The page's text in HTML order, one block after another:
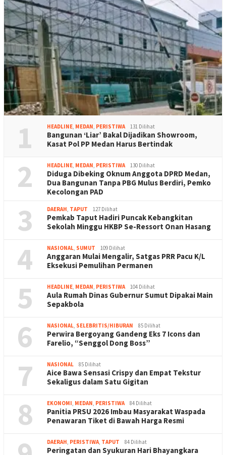
1 HEADLINE, MEDAN, PERISTIWA 131 Dilihat
Bangunan ‘Liar’ Bakal Dijadikan Showroom,
Kasat Pol PP Medan Harus Bertindak
2 HEADLINE, MEDAN, PERISTIWA 130 Dilihat
Diduga Dibeking Oknum Anggota DPRD Medan,
Dua Bangunan Tanpa PBG Mulus Berdiri, Pemko
Kecolongan PAD
3 DAERAH, TAPUT 127 Dilihat
Pemkab Taput Hadiri Puncak Kebangkitan
Sekolah Minggu HKBP Se-Ressort Onan Hasang
4 NASIONAL, SUMUT 109 Dilihat
Anggaran Mulai Mengalir, Satgas PRR Pacu K/L
Eksekusi Pemulihan Permanen
5 HEADLINE, MEDAN, PERISTIWA 104 Dilihat
Aula Rumah Dinas Gubernur Sumut Dipakai Main
Sepakbola
6 NASIONAL, SELEBRITIS/HIBURAN 85 Dilihat
Perwira Bergoyang Gandeng Eks 7 Icons dan
Farelio, “Senggol Dong Boss”
7 NASIONAL 85 Dilihat
Aice Bawa Sensasi Crispy dan Empat Tekstur
Sekaligus dalam Satu Gigitan
8 EKONOMI, MEDAN, PERISTIWA 84 Dilihat
Panitia PRSU 2026 Imbau Masyarakat Waspada
Penawaran Tiket di Bawah Harga Resmi
DAERAH, PERISTIWA, TAPUT 84 Dilihat
Peringatan dan Syukuran Hari Bhayangkara